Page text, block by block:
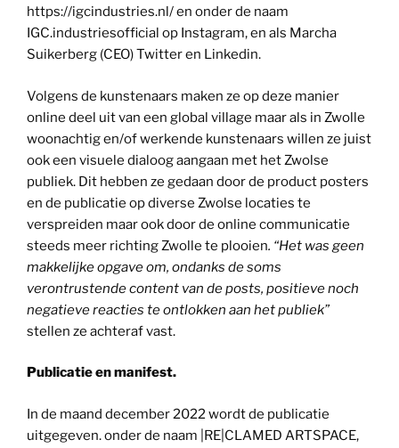
https://igcindustries.nl/ en onder de naam
IGC.industriesofficial op Instagram, en als Marcha
Suikerberg (CEO) Twitter en Linkedin.
Volgens de kunstenaars maken ze op deze manier
online deel uit van een global village maar als in Zwolle
woonachtig en/of werkende kunstenaars willen ze juist
ook een visuele dialoog aangaan met het Zwolse
publiek. Dit hebben ze gedaan door de product posters
en de publicatie op diverse Zwolse locaties te
verspreiden maar ook door de online communicatie
steeds meer richting Zwolle te plooien. “Het was geen
makkelijke opgave om, ondanks de soms
verontrustende content van de posts, positieve noch
negatieve reacties te ontlokken aan het publiek”
stellen ze achteraf vast.
Publicatie en manifest.
In de maand december 2022 wordt de publicatie
uitgegeven. onder de naam |RE|CLAMED ARTSPACE,